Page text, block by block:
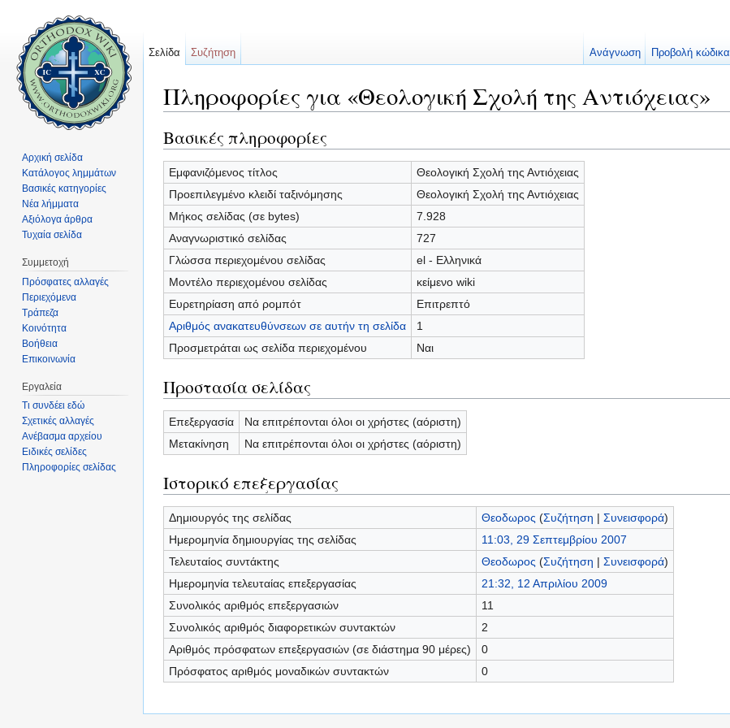
Πληροφορίες για «Θεολογική Σχολή της Αντιόχειας»
Βασικές πληροφορίες
Εμφανιζόμενος τίτλος
Θεολογική Σχολή της Αντιόχειας
Προεπιλεγμένο κλειδί ταξινόμησης
Θεολογική Σχολή της Αντιόχειας
Μήκος σελίδας (σε bytes)
7.928
Αναγνωριστικό σελίδας
727
Γλώσσα περιεχομένου σελίδας
el - Ελληνικά
Μοντέλο περιεχομένου σελίδας
κείμενο wiki
Ευρετηρίαση από ρομπότ
Επιτρεπτό
Αριθμός ανακατευθύνσεων σε αυτήν τη σελίδα
1
Προσμετράται ως σελίδα περιεχομένου
Ναι
Προστασία σελίδας
Επεξεργασία
Να επιτρέπονται όλοι οι χρήστες (αόριστη)
Μετακίνηση
Να επιτρέπονται όλοι οι χρήστες (αόριστη)
Ιστορικό επεξεργασίας
Δημιουργός της σελίδας Θεοδωρος (Συζήτηση | Συνεισφορά)
Ημερομηνία δημιουργίας της σελίδας
11:03, 29 Σεπτεμβρίου 2007
Τελευταίος συντάκτης
Θεοδωρος (Συζήτηση | Συνεισφορά)
Ημερομηνία τελευταίας επεξεργασίας
21:32, 12 Απριλίου 2009
Συνολικός αριθμός επεξεργασιών
11
Συνολικός αριθμός διαφορετικών συντακτών
2
Αριθμός πρόσφατων επεξεργασιών (σε διάστημα 90 μέρες)
0
Πρόσφατος αριθμός μοναδικών συντακτών
0
Σελίδα Συζήτηση Ανάγνωση Προβολή κώδικα
Αρχική σελίδα
Κατάλογος λημμάτων
Βασικές κατηγορίες
Νέα λήμματα
Αξιόλογα άρθρα
Τυχαία σελίδα
Συμμετοχή
Πρόσφατες αλλαγές
Περιεχόμενα
Τράπεζα
Κοινότητα
Βοήθεια
Επικοινωνία
Εργαλεία
Τι συνδέει εδώ
Σχετικές αλλαγές
Ανέβασμα αρχείου
Ειδικές σελίδες
Πληροφορίες σελίδας